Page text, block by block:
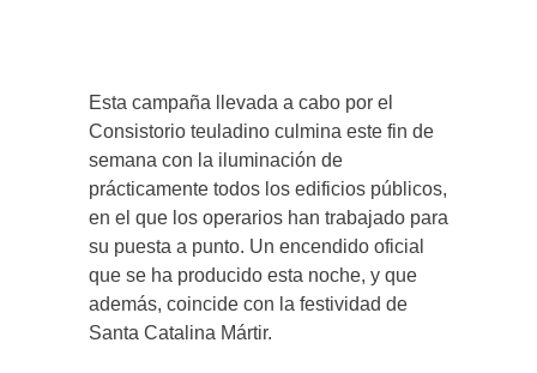
Esta campaña llevada a cabo por el
Consistorio teuladino culmina este fin de
semana con la iluminación de
prácticamente todos los edificios públicos,
en el que los operarios han trabajado para
su puesta a punto. Un encendido oficial
que se ha producido esta noche, y que
además, coincide con la festividad de
Santa Catalina Mártir.